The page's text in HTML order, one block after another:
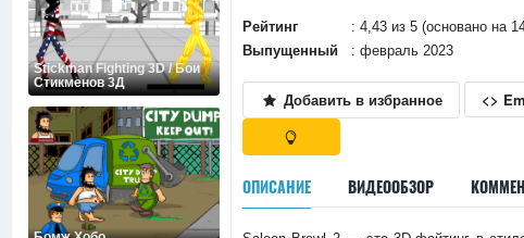
Stickman Fighting 3D / Бои
Стикменов 3Д
Рейтинг
: 4,43 из 5 (основано на
Выпущенный
: февраль 2023
Добавить в избранное <>
ОПИСАНИЕ ВИДЕООБЗОР